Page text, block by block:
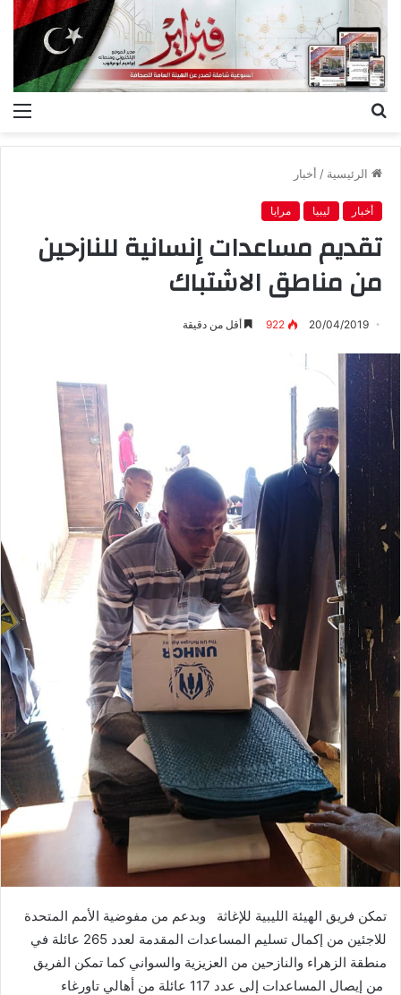
الرئيسية / أخبار
أخبار ليبيا مرايا
تقديم مساعدات إنسانية للنازحين
من مناطق الاشتباك
20/04/2019
922 أقل من دقيقة
تمكن فريق الهيئة الليبية للإغاثة وبدعم من مفوضية الأمم المتحدة
للاجئين من إكمال تسليم المساعدات المقدمة لعدد 265 عائلة في
منطقة الزهراء والنازحين من العزيزية والسواني كما تمكن الفريق
من إيصال المساعدات إلى عدد 117 عائلة من أهالي تاورغاء